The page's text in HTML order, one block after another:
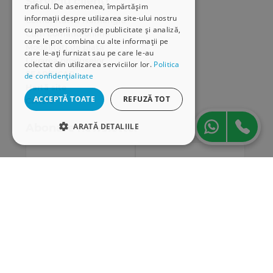
traficul. De asemenea, împărtășim
informații despre utilizarea site-ului nostru
cu partenerii noștri de publicitate și analiză,
care le pot combina cu alte informații pe
care le-ați furnizat sau pe care le-au
colectat din utilizarea serviciilor lor. Politica
de confidențialitate
ACCEPTĂ TOATE REFUZĂ TOT
ARATĂ DETALIILE
Comunitatea Hamangiu
Cum comand online
Modalități de plată
Livrarea produselor
SEAP/SICAP
Hartă site
Cariere
Abonare newsletter